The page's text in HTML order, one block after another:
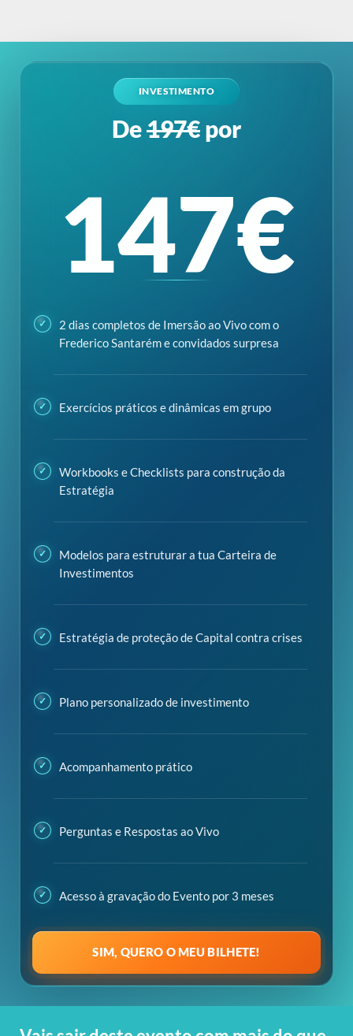
De197€por
147€
2 dias completos de Imersão ao Vivo com o
Frederico Santarém e convidados surpresa
Exercícios práticos e dinâmicas em grupo
Workbooks e Checklists para construção da
Estratégia
Modelos para estruturar a tua Carteira de
Investimentos
Estratégia de proteção de Capital contra crises
Plano personalizado de investimento
Acompanhamento prático
Perguntas e Respostas ao Vivo
Acesso à gravação do Evento por 3 meses
SIM, QUERO O MEU BILHETE!